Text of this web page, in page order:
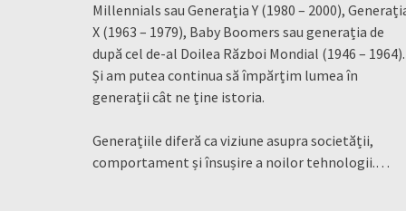
Millennials sau Generația Y (1980 – 2000),
X (1963 – 1979), Baby Boomers sau generația de
după cel de-al Doilea Război Mondial (1946 – 1964).
Și am putea continua să împărțim lumea în
generații cât ne ține istoria.
Generațiile diferă ca viziune asupra societății,
comportament și însușire a noilor tehnologii.…